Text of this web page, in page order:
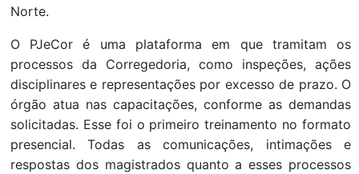
Norte.
O PJeCor é uma plataforma em que tramitam os
processos da Corregedoria, como inspeções, ações
disciplinares e representações por excesso de prazo. O
órgão atua nas capacitações, conforme as demandas
solicitadas. Esse foi o primeiro treinamento no formato
presencial. Todas as comunicações, intimações e
respostas dos magistrados quanto a esses processos